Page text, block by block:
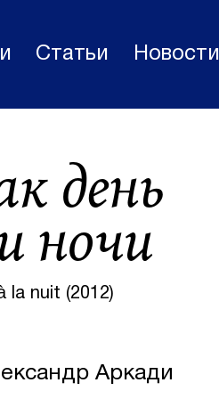
Статьи Новости
день
ночи
la nuit (2012)
Аркади